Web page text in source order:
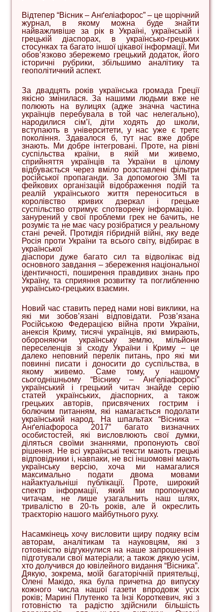
Відтепер “Вісник – Анґеліафорос” – це щорічний
журнал, в якому можна буде знайти
найважливіше за рік в Україні, українській і
грецькій діаспорах, в українсько-грецьких
стосунках та багато іншої цікавої інформації. Ми
обов’язково збережемо грецький додаток, його
історичні рубрики, збільшимо аналітику та
геополітичний аспект.
За двадцять років українська громада Греції
якісно змінилася. За нашими людьми вже не
полюють на вулицях (адже значна частина
українців перебувала в той час нелегально),
народилися сім’ї, діти ходять до школи,
вступають в університети, у нас уже є третє
покоління. Здавалося б, тут нас вже добре
знають. Ми добре інтегровані. Проте, на рівні
суспільства країни, в якій ми живемо,
сприйняття українців та України в цілому
відбувається через вміло розставлені фільтри
російської пропаганди. За допомогою ЗМІ та
фейкових організацій відображення подій та
реалій українського життя переноситься в
королівство кривих дзеркал і грецьке
суспільство отримує спотворену інформацію. І
занурений у свої проблеми грек не бачить, не
розуміє та не має часу розібратися у реальному
стані речей. Протидія гібридній війні, яку веде
Росія проти України та всього світу, відбирає в
української
діаспори дуже багато сил та відволікає від
основного завдання – збереження національної
ідентичності, поширення правдивих знань про
Україну, та сприяння розвитку та поглибленню
українсько-грецьких взаємин.
Новий час ставить перед нами нові виклики, на
які ми зобов’язані відповідати. Розв’язана
Російською Федерацією війна проти України,
анексія Криму, тисячі українців, які вмирають,
обороняючи українську землю, мільйони
переселенців зі сходу України і Криму – це
далеко неповний перелік питань, про які ми
повинні писати і доносити до суспільства, в
якому живемо. Саме тому, у нашому
сьогоднішньому “Віснику – Анґеліафоросі”
український і грецький читач знайде серію
статей українських, діаспорних, а також
грецьких авторів, присвячених гострим і
болючим питанням, які намагається подолати
український народ. На шпальтах “Вісника –
Анґеліафороса 2017” багато визначних
особистостей, які висловлюють свої думки,
діляться своїми знаннями, пропонують свої
рішення. Не всі українські тексти мають грецькі
відповідники і, навпаки, не всі іншомовні мають
українську версію, хоча ми намагалися
максимально подати двома мовами
найактуальніші публікації. Проте, широкий
спектр інформації, який ми пропонуємо
читачам, не лише узагальнить наш шлях,
тривалістю в 20-ть років, але й окреслить
траєкторію нашого майбутнього руху.
Насамкінець хочу висловити щиру подяку всім
авторам, аналітикам та науковцям, які з
готовністю відгукнулися на наше запрошення і
підготували свої матеріали; а також дякую усім,
хто долучився до ювілейного видання “Вісника”.
Дякую, зокрема, моїй багаторічній приятельці,
Олені Макідо, яка була причетна до випуску
кожного числа нашої газети впродовж усіх
років; Марині Плутенко та Інзі Короткевич, які з
готовністю та радістю здійснили більшість